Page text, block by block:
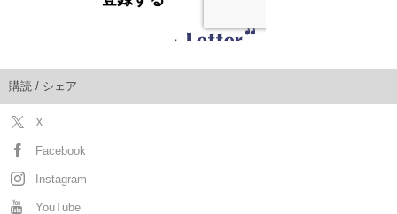
購読 / シェア
X
Facebook
Instagram
YouTube